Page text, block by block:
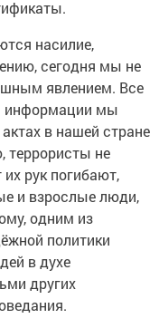
насилие,
сегодня мы не
явлением. Все
информации мы
в нашей стране
террористы не
рук погибают,
и взрослые люди,
одним из
политики
в духе
других